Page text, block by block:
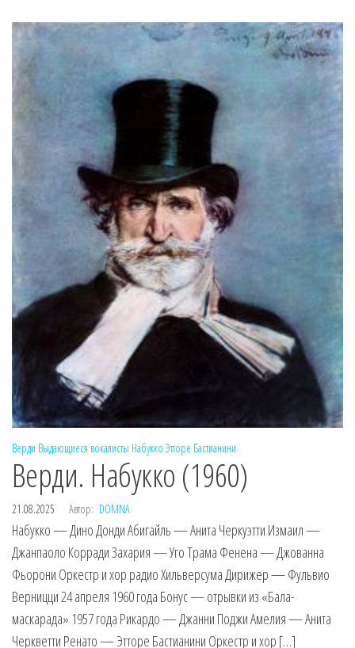
Верди Выдающиеся вокалисты Набукко Этторе Бастианини
Верди. Набукко (1960)
21.08.2025 Автор: DOMNA
Набукко — Дино Донди Абигайль — Анита Черкуэтти Измаил —
Джанпаоло Корради Захария — Уго Трама Фенена — Джованна
Фьорони Оркестр и хор радио Хильверсума Дирижер — Фульвио
Верницци 24 апреля 1960 года Бонус — отрывки из «Бала-
маскарада» 1957 года Рикардо — Джанни Поджи Амелия — Анита
Черкветти Ренато — Этторе Бастианини Оркестр и хор […]